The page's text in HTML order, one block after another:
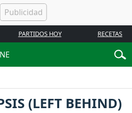
PARTIDOS HOY RECETAS
(LEFT BEHIND)